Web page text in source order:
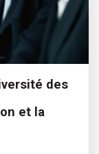
des
et la